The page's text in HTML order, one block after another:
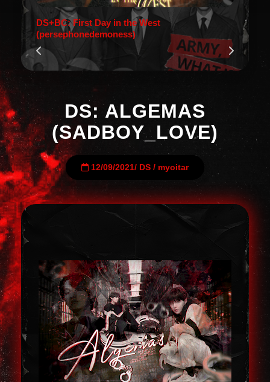
DS+BC: First Day in the West
(persephonedemoness)
DS: ALGEMAS
(SADBOY_LOVE)
12/09/2021/ DS / myoitar